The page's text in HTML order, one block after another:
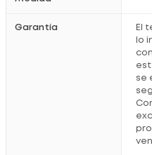
Garantía
El
lo
se